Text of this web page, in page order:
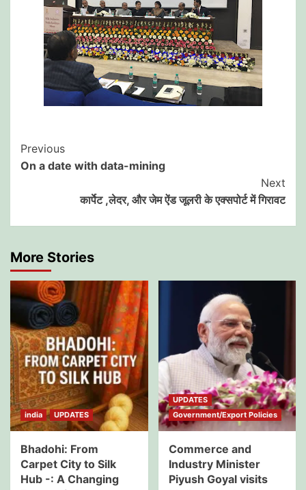
Post
Navigation
Previous
On a date with data-mining
Next
कार्पेट ,लेदर, और जेम ऐंड जूलरी के एक्सपोर्ट में गिरावट
More Stories
india UPDATES
Bhadohi: From
Carpet City to Silk
Hub -: A Changing
UPDATES
Government/Export Policies
Commerce and
Industry Minister
Piyush Goyal visits